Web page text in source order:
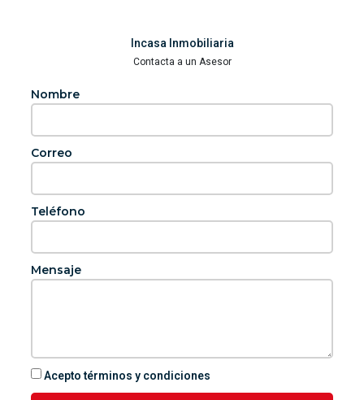
Incasa Inmobiliaria
Contacta a un Asesor
Nombre
Correo
Teléfono
Mensaje
Acepto términos y condiciones